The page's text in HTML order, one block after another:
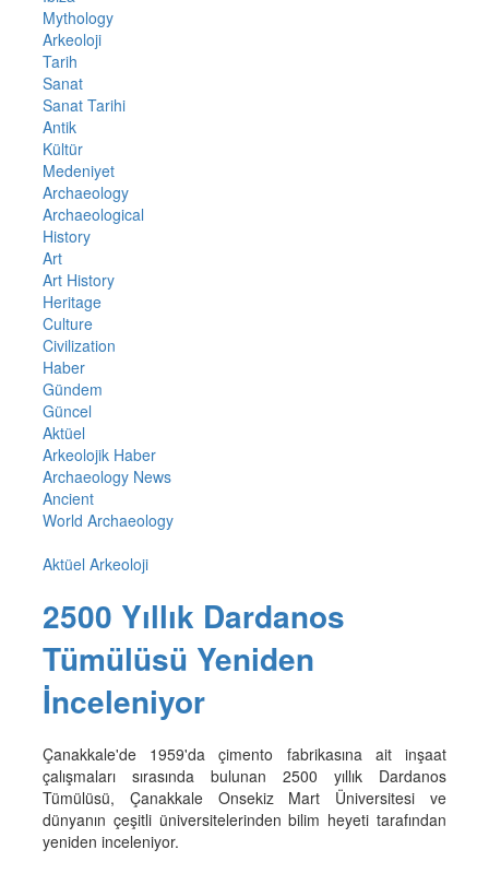
Mythology
Arkeoloji
Tarih
Sanat
Sanat Tarihi
Antik
Kültür
Medeniyet
Archaeology
Archaeological
History
Art
Art History
Heritage
Culture
Civilization
Haber
Gündem
Güncel
Aktüel
Arkeolojik Haber
Archaeology News
Ancient
World Archaeology
Aktüel Arkeoloji
2500 Yıllık Dardanos
Tümülüsü Yeniden
İnceleniyor
Çanakkale'de 1959'da çimento fabrikasına ait inşaat
çalışmaları sırasında bulunan 2500 yıllık Dardanos
Tümülüsü, Çanakkale Onsekiz Mart Üniversitesi ve
dünyanın çeşitli üniversitelerinden bilim heyeti tarafından
yeniden inceleniyor.